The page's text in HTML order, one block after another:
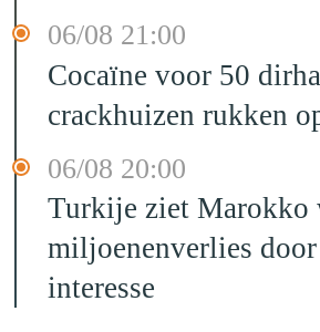
06/08 21:00
Cocaïne voor 50
crackhuizen rukken
06/08 20:00
Turkije ziet Marokko
miljoenenverlies door
interesse